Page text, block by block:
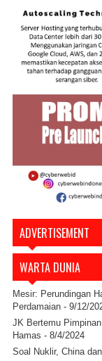
ADVERTISEMENT
WARTA DUNIA
Mesir: Perundingan
Perdamaian - 9/12/
JK Bertemu
Hamas - 8/4/2024
Soal Nuklir, China